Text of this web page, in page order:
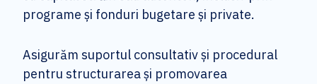
programe și fonduri bugetare și private.
Asigurăm suportul consultativ și procedural
pentru structurarea și promovarea